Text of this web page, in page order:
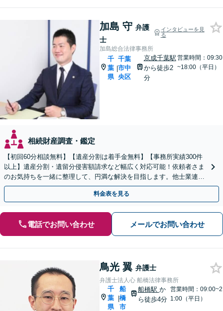
加島 守 弁護
士
インタビューを見
る
加島総合法律事務所
千
葉
県
|
千葉
市中
央区
京成千葉駅
から徒歩2
分
営業時間：09:30
~18:00（平日）
相続財産調査・鑑定
【初回60分相談無料】【遺産分割は着手金無料】【事務所実績300件
以上】遺産分割・遺留分侵害額請求など幅広く対応可能！依頼者さま
のお気持ちを一緒に整理して、円満な解決を目指します。他士業連携
でスピード解決【出張相談OK】
料金表を見る
電話でお問い合わせ メールでお問い合わせ
鳥光 翼 弁護士
弁護士法人心 船橋法律事務所
千
葉
県
|
船
橋
市
船橋駅 か
ら徒歩4分
営業時間：09:00~2
1:00（平日）